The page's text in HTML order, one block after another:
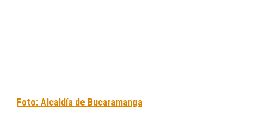
Foto: Alcaldía de Bucaramanga